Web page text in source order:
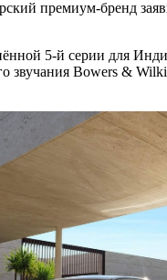
премиум-бренд
5-й серии для
звучания Bowers &